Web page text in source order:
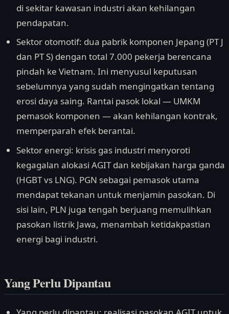
di sekitar kawasan industri akan kehilangan
pendapatan.
Sektor otomotif: dua pabrik komponen Jepang (PT J
dan PT S) dengan total 7.000 pekerja berencana
pindah ke Vietnam. Ini menyusul keputusan
sebelumnya yang sudah mengingatkan tentang
erosi daya saing. Rantai pasok lokal — UMKM
pemasok komponen — akan kehilangan kontrak,
memperparah efek berantai.
Sektor energi: krisis gas industri menyoroti
kegagalan alokasi AGIT dan kebijakan harga ganda
(HGBT vs LNG). PGN sebagai pemasok utama
mendapat tekanan untuk menjamin pasokan. Di
sisi lain, PLN juga tengah berjuang memulihkan
pasokan listrik Jawa, menambah ketidakpastian
energi bagi industri.
Yang Perlu Dipantau